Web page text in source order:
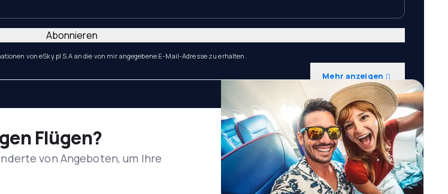
von eSky.pl S.A an die von mir angegebene E-Mail-Adresse zu erhalten.
Mehr anzeigen
Abonnieren
Flügen?
von Angeboten, um Ihre